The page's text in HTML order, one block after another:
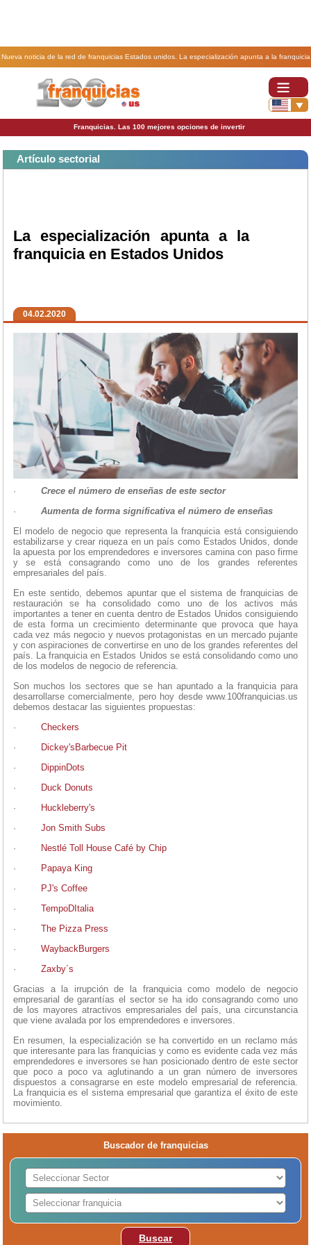
Nueva noticia de la red de franquicias Estados unidos. La especialización apunta a la franquicia
Franquicias. Las 100 mejores opciones de invertir
Artículo sectorial
La especialización apunta a la
franquicia en Estados Unidos
04.02.2020
· Crece el número de enseñas de este sector
· Aumenta de forma significativa el número de enseñas
El modelo de negocio que representa la franquicia está consiguiendo
estabilizarse y crear riqueza en un país como Estados Unidos, donde
la apuesta por los emprendedores e inversores camina con paso firme
y se está consagrando como uno de los grandes referentes
empresariales del país.
En este sentido, debemos apuntar que el sistema de franquicias de
restauración se ha consolidado como uno de los activos más
importantes a tener en cuenta dentro de Estados Unidos consiguiendo
de esta forma un crecimiento determinante que provoca que haya
cada vez más negocio y nuevos protagonistas en un mercado pujante
y con aspiraciones de convertirse en uno de los grandes referentes del
país. La franquicia en Estados Unidos se está consolidando como uno
de los modelos de negocio de referencia.
Son muchos los sectores que se han apuntado a la franquicia para
desarrollarse comercialmente, pero hoy desde www.100franquicias.us
debemos destacar las siguientes propuestas:
· Checkers
· Dickey'sBarbecue Pit
· DippinDots
· Duck Donuts
· Huckleberry's
· Jon Smith Subs
· Nestlé Toll House Café by Chip
· Papaya King
· PJ's Coffee
· TempoDItalia
· The Pizza Press
· WaybackBurgers
· Zaxby´s
Gracias a la irrupción de la franquicia como modelo de negocio
empresarial de garantías el sector se ha ido consagrando como uno
de los mayores atractivos empresariales del país, una circunstancia
que viene avalada por los emprendedores e inversores.
En resumen, la especialización se ha convertido en un reclamo más
que interesante para las franquicias y como es evidente cada vez más
emprendedores e inversores se han posicionado dentro de este sector
que poco a poco va aglutinando a un gran número de inversores
dispuestos a consagrarse en este modelo empresarial de referencia.
La franquicia es el sistema empresarial que garantiza el éxito de este
movimiento.
Buscador de franquicias
Buscar